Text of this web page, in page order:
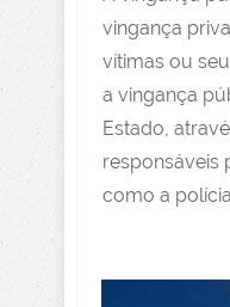
vingança
vítimas ou
a vingança
Estado,
responsáveis
como a